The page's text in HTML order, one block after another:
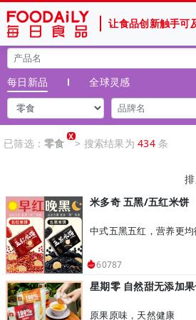
让食品创新触手可
每日新品
全球灵感
已筛选：零食
X
> 搜索结果为434 条
米多奇 五黑/五红米饼
中式五黑五红，营养更均
60787
星期零 自然甜无添加
原果原味，天然健康